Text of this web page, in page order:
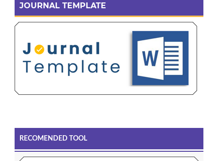
JOURNAL TEMPLATE
RECOMENDED TOOL